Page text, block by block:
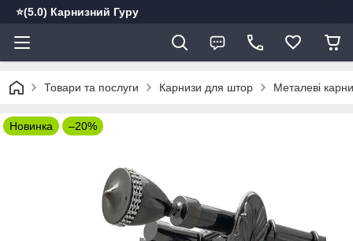
⭐️(5.0) Карнизний Гуру
Товари та послуги Карнизи для штор Металеві
Новинка –20%